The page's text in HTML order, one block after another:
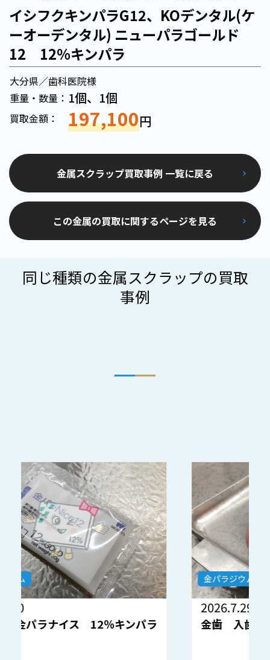
イシフクキンパラG12、KOデンタル(ケ
ーオーデンタル) ニューパラゴールド
12 12％キンパラ
大分県／歯科医院様
重量・数量： 1個、1個
買取金額： 197,100円
金属スクラップ買取事例 一覧に戻る
この金属の買取に関するページを見る
同じ種類の金属スクラップの買取
事例
金パラジウム
金歯 入歯